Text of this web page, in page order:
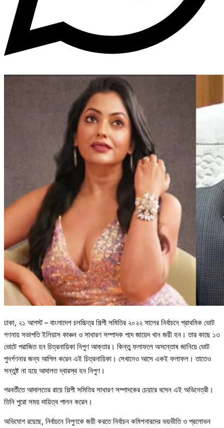
ঢাকা, ২১ আগস্ট – বাংলাদেশ চলচ্চিত্র শিল্পী সমিতির ২০২২ সালের নির্বাচনে প্রাথমিক ভোট
গণনায় সভাপতি ইলিয়াস কাঞ্চন ও সাধারণ সম্পাদক পদে জায়েদ খান জয়ী হন। তার কাছে ১৩
ভোটে পরাজিত হন চিত্রনায়িকা নিপুণ আক্তার। কিন্তু ফলাফলে অসন্তোষ জানিয়ে ভোট
পুনর্গণনার জন্য আপিল করেন এই চিত্রনায়িকা। সেখানেও আসে একই ফলাফল। তাতেও
সন্তুষ্ট না হয়ে আদালত দ্বারস্থ হন নিপুণ।
পরবর্তীতে আদালতের রায়ে শিল্পী সমিতির সাধারণ সম্পাদকের চেয়ারে বসেন এই অভিনেত্রী।
তিনি পুরো সময় দায়িত্ব পালন করেন।
অভিযোগ রয়েছে, নির্বাচনে নিপুণকে জয়ী করতে নির্বাচন কমিশনারদের ভয়ভীতি ও প্রলোভন